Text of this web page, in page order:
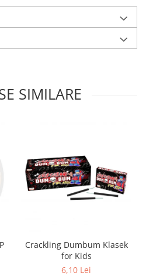
SIMILARE
Crackling Dumbum Klasek
for Kids
6,10 Lei